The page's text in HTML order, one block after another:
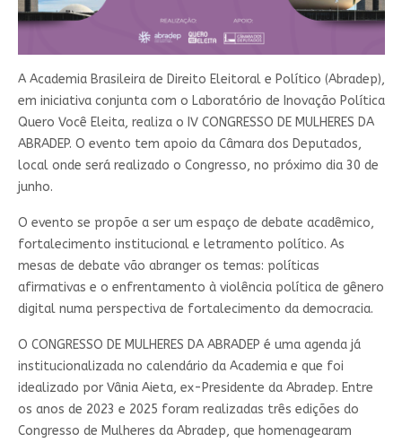
A Academia Brasileira de Direito Eleitoral e Político (Abradep),
em iniciativa conjunta com o Laboratório de Inovação Política
Quero Você Eleita, realiza o IV CONGRESSO DE MULHERES DA
ABRADEP. O evento tem apoio da Câmara dos Deputados,
local onde será realizado o Congresso, no próximo dia 30 de
junho.
O evento se propõe a ser um espaço de debate acadêmico,
fortalecimento institucional e letramento político. As
mesas de debate vão abranger os temas: políticas
afirmativas e o enfrentamento à violência política de gênero
digital numa perspectiva de fortalecimento da democracia.
O CONGRESSO DE MULHERES DA ABRADEP é uma agenda já
institucionalizada no calendário da Academia e que foi
idealizado por Vânia Aieta, ex-Presidente da Abradep. Entre
os anos de 2023 e 2025 foram realizadas três edições do
Congresso de Mulheres da Abradep, que homenagearam